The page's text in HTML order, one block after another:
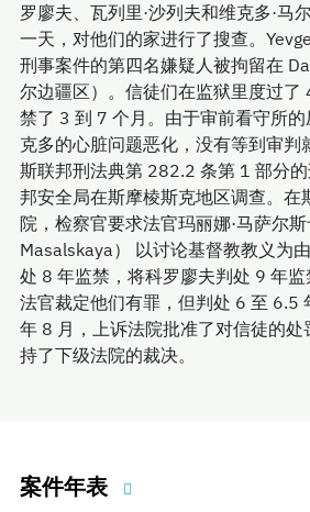
罗廖夫、瓦列里·沙列夫和维克多·马
一天，对他们的家进行了搜查。
刑事案件的第四名嫌疑人被拘留在
尔边疆区）。信徒们在监狱里度过了
禁了 3 到 7 个月。由于审前看守所
克多的心脏问题恶化，没有等到审判
斯联邦刑法典第 282.2 条第 1 部分
邦安全局在斯摩棱斯克地区调查。在
院，检察官要求法官玛丽娜·马萨尔
Masalskaya） 以讨论基督教教义为
处 8 年监禁，将科罗廖夫判处 9 年
法官裁定他们有罪，但判处 6 至 6.5
年 8 月，上诉法院批准了对信徒的处
持了下级法院的裁决。
案件年表